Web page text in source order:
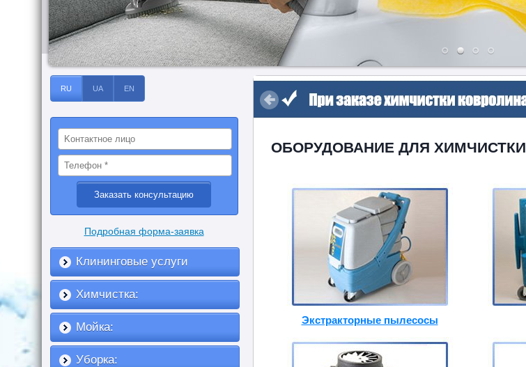
RU UA EN
Подробная форма-заявка
Клининговые услуги
Химчистка:
Мойка:
Уборка:
ОБОРУДОВАНИЕ ДЛЯ ХИМЧИСТКИ
Экстракторные пылесосы